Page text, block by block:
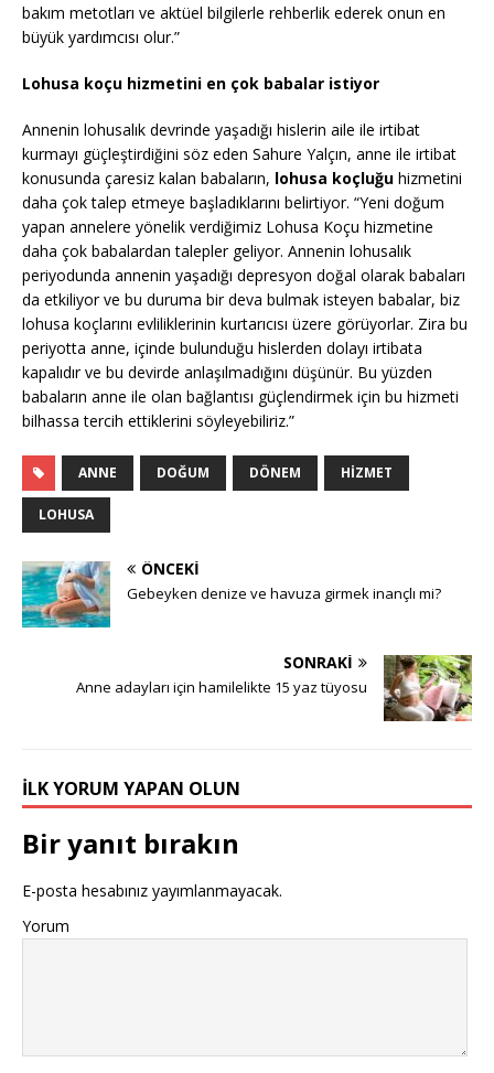
bakım metotları ve aktüel bilgilerle rehberlik ederek onun en
büyük yardımcısı olur.”
Lohusa koçu hizmetini en çok babalar istiyor
Annenin lohusalık devrinde yaşadığı hislerin aile ile irtibat
kurmayı güçleştirdiğini söz eden Sahure Yalçın, anne ile irtibat
konusunda çaresiz kalan babaların, lohusa koçluğu hizmetini
daha çok talep etmeye başladıklarını belirtiyor. “Yeni doğum
yapan annelere yönelik verdiğimiz Lohusa Koçu hizmetine
daha çok babalardan talepler geliyor. Annenin lohusalık
periyodunda annenin yaşadığı depresyon doğal olarak babaları
da etkiliyor ve bu duruma bir deva bulmak isteyen babalar, biz
lohusa koçlarını evliliklerinin kurtarıcısı üzere görüyorlar. Zira bu
periyotta anne, içinde bulunduğu hislerden dolayı irtibata
kapalıdır ve bu devirde anlaşılmadığını düşünür. Bu yüzden
babaların anne ile olan bağlantısı güçlendirmek için bu hizmeti
bilhassa tercih ettiklerini söyleyebiliriz.”
ANNE DOĞUM DÖNEM HIZMET
LOHUSA
ÖNCEKI
Gebeyken denize ve havuza girmek inançlı mi?
SONRAKI
Anne adayları için hamilelikte 15 yaz tüyosu
İLK YORUM YAPAN OLUN
Bir yanıt bırakın
E-posta hesabınız yayımlanmayacak.
Yorum